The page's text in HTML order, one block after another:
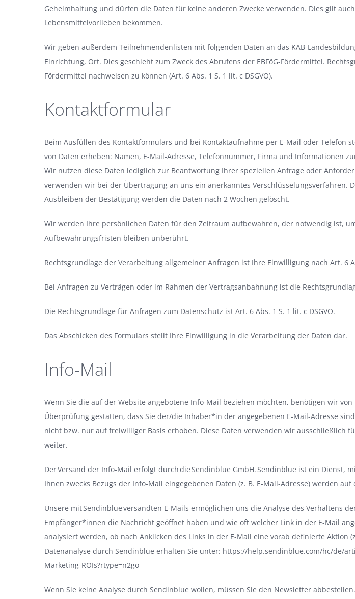
Geheimhaltung und dürfen die Daten für keine anderen Zwecke verwenden. Dies gilt
Lebensmittelvorlieben bekommen.
Wir geben außerdem Teilnehmendenlisten mit folgenden Daten an das KAB-
Einrichtung, Ort. Dies geschieht zum Zweck des Abrufens der EBFöG-Fördermittel.
Fördermittel nachweisen zu können (Art. 6 Abs. 1 S. 1 lit. c DSGVO).
Kontaktformular
Beim Ausfüllen des Kontaktformulars und bei Kontaktaufnahme per E-Mail oder Telefon
von Daten erheben: Namen, E-Mail-Adresse, Telefonnummer, Firma und Informationen
Wir nutzen diese Daten lediglich zur Beantwortung Ihrer speziellen Anfrage oder
verwenden wir bei der Übertragung an uns ein anerkanntes Verschlüsselungsverfahren.
Ausbleiben der Bestätigung werden die Daten nach 2 Wochen gelöscht.
Wir werden Ihre persönlichen Daten für den Zeitraum aufbewahren, der notwendig ist,
Aufbewahrungsfristen bleiben unberührt.
Rechtsgrundlage der Verarbeitung allgemeiner Anfragen ist Ihre Einwilligung nach Art. 6
Bei Anfragen zu Verträgen oder im Rahmen der Vertragsanbahnung ist die
Die Rechtsgrundlage für Anfragen zum Datenschutz ist Art. 6 Abs. 1 S. 1 lit. c DSGVO.
Das Abschicken des Formulars stellt Ihre Einwilligung in die Verarbeitung der Daten dar.
Info-Mail
Wenn Sie die auf der Website angebotene Info-Mail beziehen möchten, benötigen wir
Überprüfung gestatten, dass Sie der/die Inhaber*in der angegebenen E-Mail-Adresse
nicht bzw. nur auf freiwilliger Basis erhoben. Diese Daten verwenden wir
weiter.
Der Versand der Info-Mail erfolgt durch die Sendinblue GmbH. Sendinblue ist ein
Ihnen zwecks Bezugs der Info-Mail eingegebenen Daten (z. B. E-Mail-Adresse) werden
Unsere mit Sendinblue versandten E-Mails ermöglichen uns die Analyse des Verhaltens
Empfänger*innen die Nachricht geöffnet haben und wie oft welcher Link in der E-Mail
analysiert werden, ob nach Anklicken des Links in der E-Mail eine vorab definierte
Datenanalyse durch Sendinblue erhalten Sie unter: https://help.sendinblue.com/hc/de/
Marketing-ROIs?rtype=n2go
Wenn Sie keine Analyse durch Sendinblue wollen, müssen Sie den Newsletter